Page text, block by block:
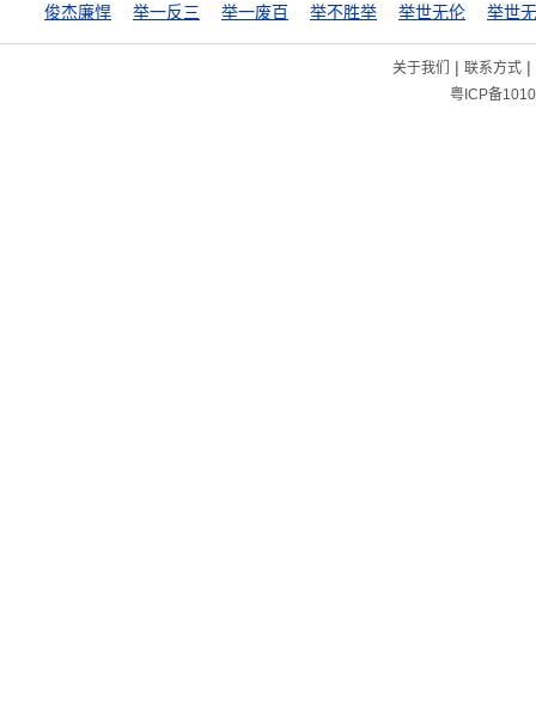
俊杰廉悍 举一反三 举一废百 举不胜举 举世无伦 举世
关于我们 | 联系方式|
粤ICP备